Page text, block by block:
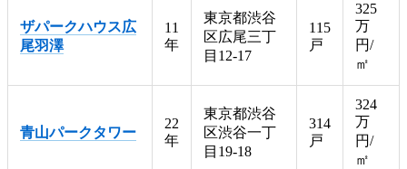
ザパークハウス広
尾羽澤
11
年
東京都渋谷
区広尾三丁
目12-17
115
戸
325
万
円/
㎡
青山パークタワー
22
年
東京都渋谷
区渋谷一丁
目19-18
314
戸
324
万
円/
㎡